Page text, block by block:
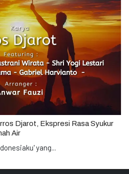
Djarot, Ekspresi Rasa Syukur
Air
yang